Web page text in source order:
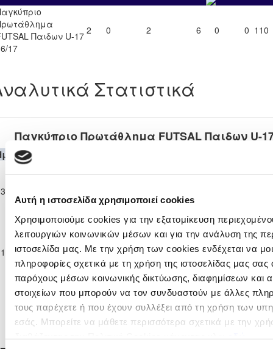
Αυτή η ιστοσελίδα χρησιμοποιεί cookies
Χρησιμοποιούμε cookies για την εξατομίκευση
λειτουργιών κοινωνικών μέσων και για την ανάλυση της
ιστοσελίδα μας. Με την χρήση των cookies ενδέχεται να
πληροφορίες σχετικά με τη χρήση της ιστοσελίδας μας
παρόχους μέσων κοινωνικής δικτύωσης, διαφημίσεων και
στοιχείων που μπορούν να τον συνδυαστούν με άλλες
τους παρέχετε ή που έχουν συλλέξει από τη χρήση των
εσάς. Μπορείτε να μάθετε περισσότερα σχετικά με την
Παιδων U-17
17
2 0 2 6 0 0 110
Στατιστικά
Παγκύπριο Πρωτάθλημα FUTSAL Παιδων U-
12-2016
Πρωτάθλημα
Παιδων U-17
16/17
ΚΑΨΑΛΟΥ
ΑΜΜΟΧΩΣΤΟΥ
12-2016
Παγκύπριο
Πρωτάθλημα
FUTSAL
Παιδων U-17
16/17
ΕΛΠΙΔΑ
ΑΣΤΡΟΜΕΡΙΤΗ 6 4ΑΜΕΚ ΚΑΨΑΛΟΥ 50'
Tweets by CyprusFA